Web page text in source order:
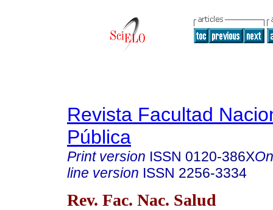
Revista Facultad
Pública
Print version ISSN 0120-386X
line version ISSN 2256-3334
Rev. Fac. Nac. Salud